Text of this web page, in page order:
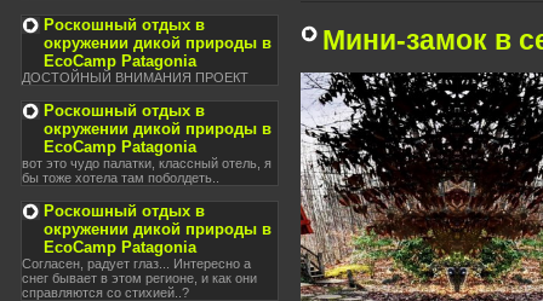
Роскошный отдых в
окружении дикой природы в
EcoCamp Patagonia
ДОСТОЙНЫЙ ВНИМАНИЯ ПРОЕКТ
Роскошный отдых в
окружении дикой природы в
EcoCamp Patagonia
вот это чудо палатки, классный отель, я
бы тоже хотела там поболдеть..
Роскошный отдых в
окружении дикой природы в
EcoCamp Patagonia
Согласен, радует глаз... Интересно а
снег бывает в этом регионе, и как они
справляются со стихией..?
Мини-замок в